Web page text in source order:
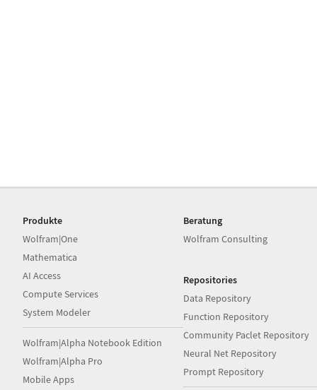
Produkte
Wolfram|One
Mathematica
AI Access
Compute Services
System Modeler
Wolfram|Alpha Notebook Edition
Wolfram|Alpha Pro
Mobile Apps
Beratung
Wolfram Consulting
Repositories
Data Repository
Function Repository
Community Paclet Repository
Neural Net Repository
Prompt Repository